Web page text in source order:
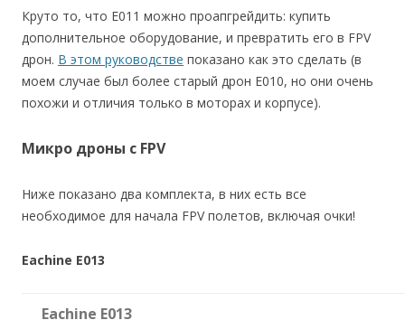
Круто то, что E011 можно проапгрейдить: купить
дополнительное оборудование, и превратить его в FPV
дрон. В этом руководстве показано как это сделать (в
моем случае был более старый дрон E010, но они очень
похожи и отличия только в моторах и корпусе).
Микро дроны с FPV
Ниже показано два комплекта, в них есть все
необходимое для начала FPV полетов, включая очки!
Eachine E013
Eachine E013